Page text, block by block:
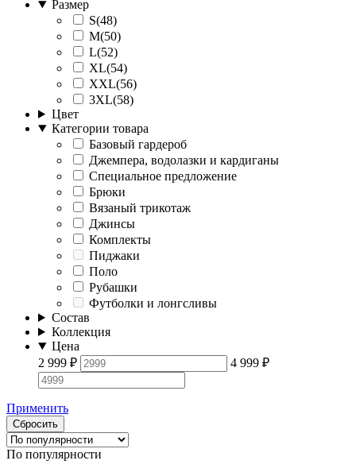
Размер
S(48)
M(50)
L(52)
XL(54)
XXL(56)
3XL(58)
Цвет
Категории товара
Базовый гардероб
Джемпера, водолазки и кардиганы
Специальное предложение
Брюки
Вязаный трикотаж
Джинсы
Комплекты
Пиджаки
Поло
Рубашки
Футболки и лонгсливы
Состав
Коллекция
Цена
2 999 ₽ 4 999 ₽
Применить
Сбросить
По популярности